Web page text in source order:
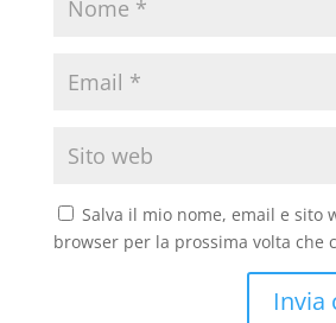
Salva il mio nome, email e sito
browser per la prossima volta che